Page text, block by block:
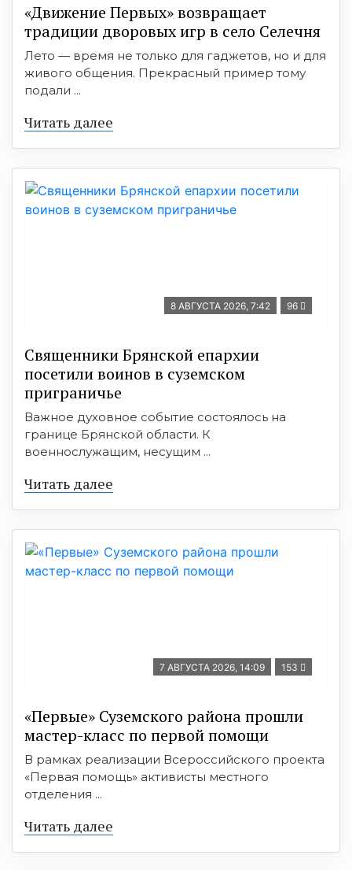
«Движение Первых» возвращает
традиции дворовых игр в село Селечня
Лето — время не только для гаджетов, но и для
живого общения. Прекрасный пример тому
подали ...
Читать далее
8 АВГУСТА 2026, 7:42 96
Священники Брянской епархии
посетили воинов в суземском
приграничье
Важное духовное событие состоялось на
границе Брянской области. К
военнослужащим, несущим ...
Читать далее
7 АВГУСТА 2026, 14:09 153
«Первые» Суземского района прошли
мастер-класс по первой помощи
В рамках реализации Всероссийского проекта
«Первая помощь» активисты местного
отделения ...
Читать далее